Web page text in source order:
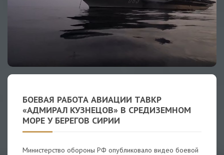
БОЕВАЯ РАБОТА АВИАЦИИ ТАВКР
«АДМИРАЛ КУЗНЕЦОВ» В СРЕДИЗЕМНОМ
МОРЕ У БЕРЕГОВ СИРИИ
Министерство обороны РФ опубликовало видео боевой